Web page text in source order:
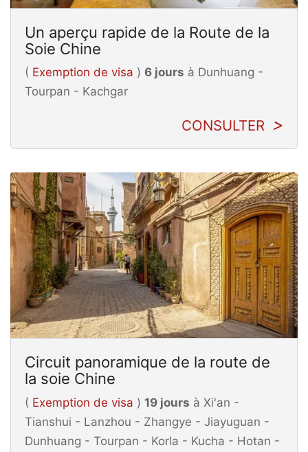
Un aperçu rapide de la Route de la
Soie Chine
( Exemption de visa )6 jours à Dunhuang -
Tourpan - Kachgar
CONSULTER
Circuit panoramique de la route de
la soie Chine
( Exemption de visa ) 19 jours à Xi'an -
Tianshui - Lanzhou - Zhangye - Jiayuguan -
Dunhuang - Tourpan - Korla - Kucha - Hotan -